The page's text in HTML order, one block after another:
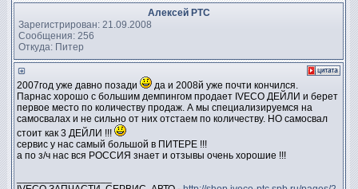
Алексей PTC
Зарегистрирован: 21.09.2008
Сообщения: 256
Откуда: Питер
2007год уже давно позади
да и 2008й уже почти кончился.
Парнас хорошо с большим демпингом продает IVECO ДЕЙЛИ и берет
первое место по количеству продаж. А мы специализируемся на
самосвалах и не сильно от них отстаем по количеству. НО самосвал
стоит как 3 ДЕЙЛИ !!!
сервис у нас самый большой в ПИТЕРЕ !!!
а по з/ч нас вся РОССИЯ знает и отзывы очень хорошие !!!